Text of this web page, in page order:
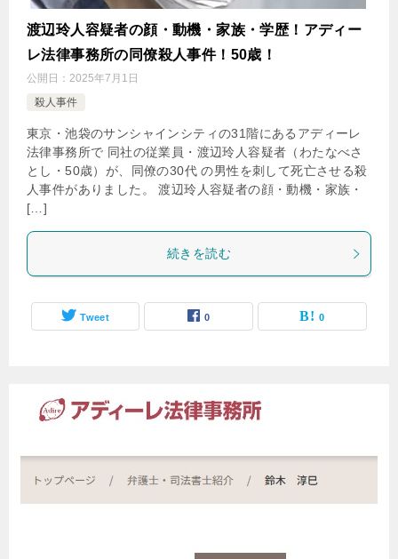
渡辺玲人容疑者の顔・動機・家族・学歴！アディー
レ法律事務所の同僚殺人事件！50歳！
公開日： 2025年7月1日
殺人事件
東京・池袋のサンシャインシティの31階にあるアディーレ
法律事務所で 同社の従業員・渡辺玲人容疑者（わたなべさ
とし・50歳）が、同僚の30代 の男性を刺して死亡させる殺
人事件がありました。 渡辺玲人容疑者の顔・動機・家族・
[…]
続きを読む
Tweet 0 0